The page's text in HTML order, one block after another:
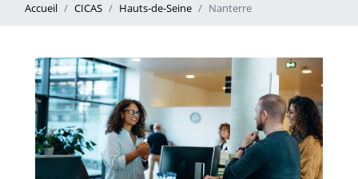
Accueil CICAS Hauts-de-Seine Nanterre